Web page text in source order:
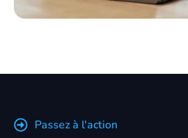
Passez à l'action